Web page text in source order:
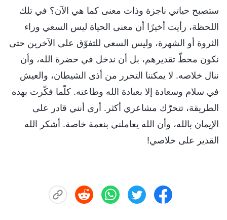
ستصبح حياتي ناجزة وذات معنى كما هي الآن؟ في تلك
اللحظة، رأيت أخيرًا أن معنى الحياة ليس السعي وراء
الثروة أو الشهرة، وليس السعي للتفوّق على الآخرين حتى
نكون محطّ تقديرهم، بل أن ندخل في حضرة الله، وأن
ننال خلاصه. لا يمكننا التحرر من أذى الشيطان، والعيش
في سلام وسعادة إلا بعبادة الله وطاعته. كلّما فكّرت بهذه
الطريقة، تتحرّك مشاعري أكثر. أرى أنني قادر على
الإيمان بالله، وأن الله يعاملني بنعمة خاصة. أشكر الله
القدير على خلاصي!